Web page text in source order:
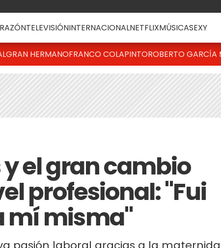
TELEVISIÓNINTERNACIONALNETFLIXMÚSICASEXY
GRAN HERMANOFRANCO COLAPINTOROBERTO GARCÍA
el gran cambio
profesional: "Fui
mí misma"